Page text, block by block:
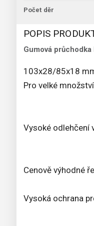
Počet děr
POPIS
Gumová
103x28/85x18
Pro velké
Vysoké odlehčení
Cenově výhodné
Vysoká ochrana